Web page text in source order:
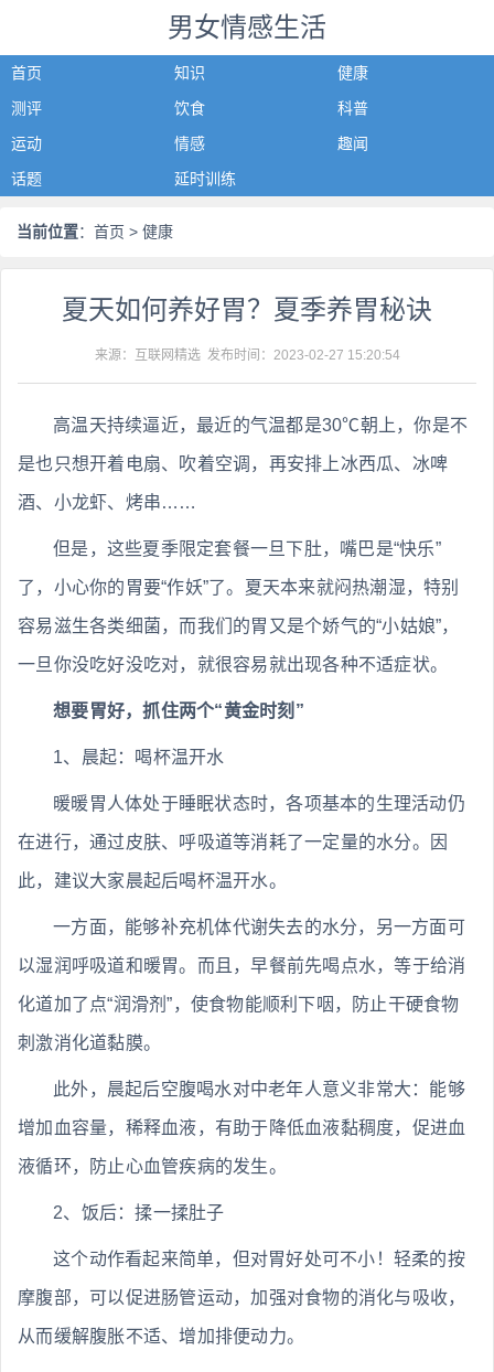
男女情感生活
首页 知识
健康
测评
饮食
科普
运动
情感
趣闻
话题
延时训练
当前位置： 首页 > 健康
夏天如何养好胃？夏季养胃秘诀
来源：互联网精选 发布时间： 2023-02-27 15:20:54
高温天持续逼近，最近的气温都是30℃朝上，你是不
是也只想开着电扇、吹着空调，再安排上冰西瓜、冰啤
酒、小龙虾、烤串……
但是，这些夏季限定套餐一旦下肚，嘴巴是“快乐”
了，小心你的胃要“作妖”了。夏天本来就闷热潮湿，特别
容易滋生各类细菌，而我们的胃又是个娇气的“小姑娘”，
一旦你没吃好没吃对，就很容易就出现各种不适症状。
想要胃好，抓住两个“黄金时刻”
1、晨起：喝杯温开水
暖暖胃人体处于睡眠状态时，各项基本的生理活动仍
在进行，通过皮肤、呼吸道等消耗了一定量的水分。因
此，建议大家晨起后喝杯温开水。
一方面，能够补充机体代谢失去的水分，另一方面可
以湿润呼吸道和暖胃。而且，早餐前先喝点水，等于给消
化道加了点“润滑剂”，使食物能顺利下咽，防止干硬食物
刺激消化道黏膜。
此外，晨起后空腹喝水对中老年人意义非常大：能够
增加血容量，稀释血液，有助于降低血液黏稠度，促进血
液循环，防止心血管疾病的发生。
2、饭后：揉一揉肚子
这个动作看起来简单，但对胃好处可不小！轻柔的按
摩腹部，可以促进肠管运动，加强对食物的消化与吸收，
从而缓解腹胀不适、增加排便动力。